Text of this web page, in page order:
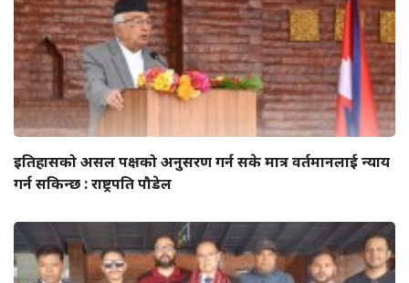
इतिहासको असल पक्षको अनुसरण गर्न सके मात्र वर्तमानलाई न्याय
गर्न सकिन्छ : राष्ट्रपति पौडेल